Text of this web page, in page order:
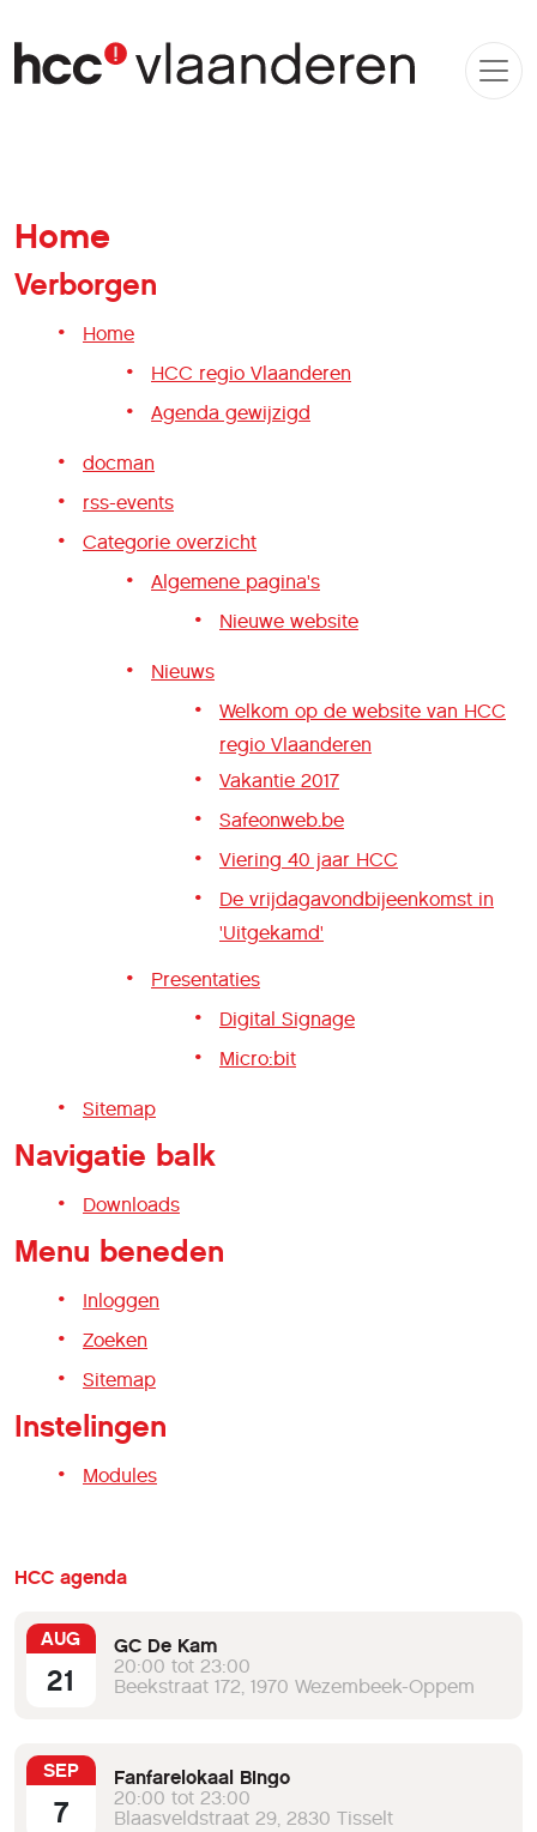
Home
Verborgen
Home
HCC regio Vlaanderen
Agenda gewijzigd
docman
rss-events
Categorie overzicht
Algemene pagina's
Nieuwe website
Nieuws
Welkom op de website van HCC
regio Vlaanderen
Vakantie 2017
Safeonweb.be
Viering 40 jaar HCC
De vrijdagavondbijeenkomst in
'Uitgekamd'
Presentaties
Digital Signage
Micro:bit
Sitemap
Navigatie balk
Downloads
Menu beneden
Inloggen
Zoeken
Sitemap
Instelingen
Modules
HCC agenda
AUG
21
GC De Kam
20:00 tot 23:00
Beekstraat 172, 1970 Wezembeek-Oppem
SEP
7
Fanfarelokaal Bingo
20:00 tot 23:00
Blaasveldstraat 29, 2830 Tisselt